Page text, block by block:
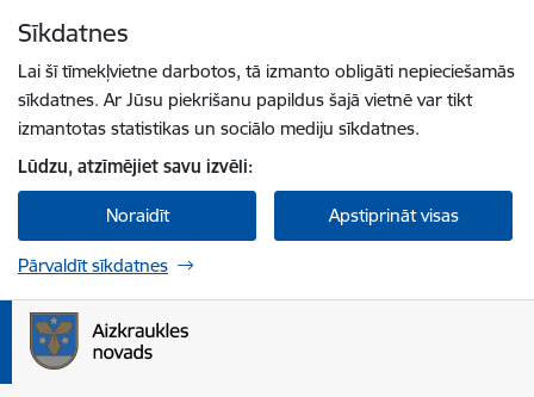
Sīkdatnes
Lai šī tīmekļvietne darbotos, tā izmanto obligāti nepieciešamās
sīkdatnes. Ar Jūsu piekrišanu papildus šajā vietnē var tikt
izmantotas statistikas un sociālo mediju sīkdatnes.
Lūdzu, atzīmējiet savu izvēli:
Noraidīt Apstiprināt visas
Pārvaldīt sīkdatnes